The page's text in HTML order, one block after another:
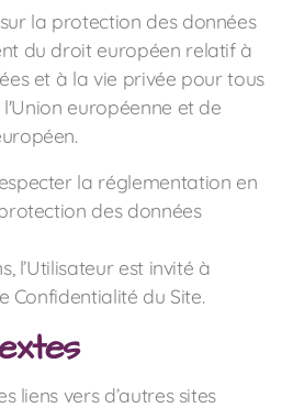
la protection des données
du droit européen relatif à
et à la vie privée pour tous
européenne et de
la réglementation en
des données
l’Utilisateur est invité à
Confidentialité du Site.
liens vers d’autres sites